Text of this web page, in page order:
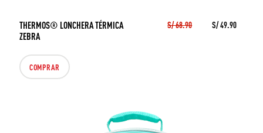
THERMOS® LONCHERA TÉRMICA
ZEBRA
S/ 68.90 S/ 49.90
COMPRAR